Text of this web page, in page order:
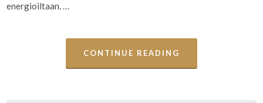
energioiltaan. …
CONTINUE READING